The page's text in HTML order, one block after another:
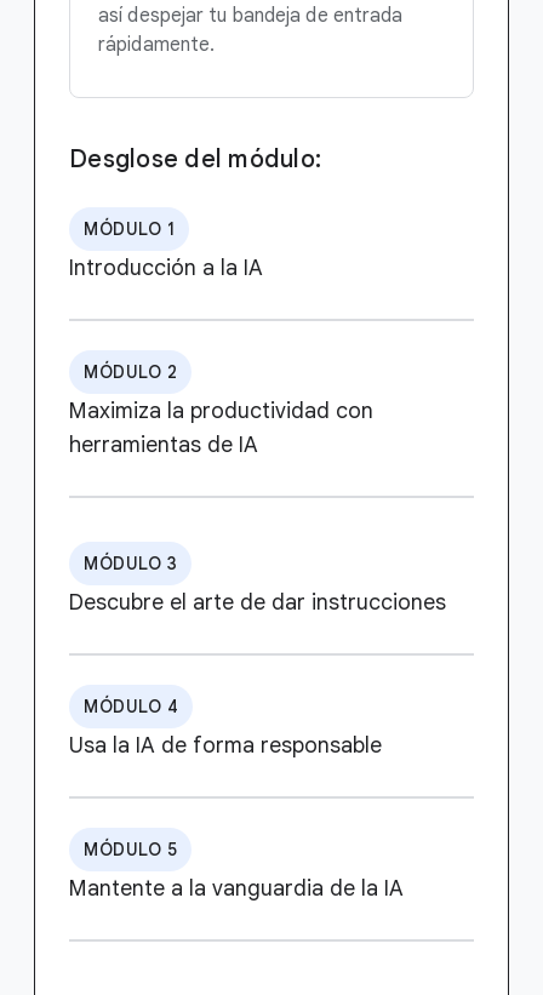
así despejar tu bandeja de entrada
rápidamente.
Desglose del módulo:
MÓDULO 1
Introducción a la IA
MÓDULO 2
Maximiza la productividad con
herramientas de IA
MÓDULO 3
Descubre el arte de dar instrucciones
MÓDULO 4
Usa la IA de forma responsable
MÓDULO 5
Mantente a la vanguardia de la IA